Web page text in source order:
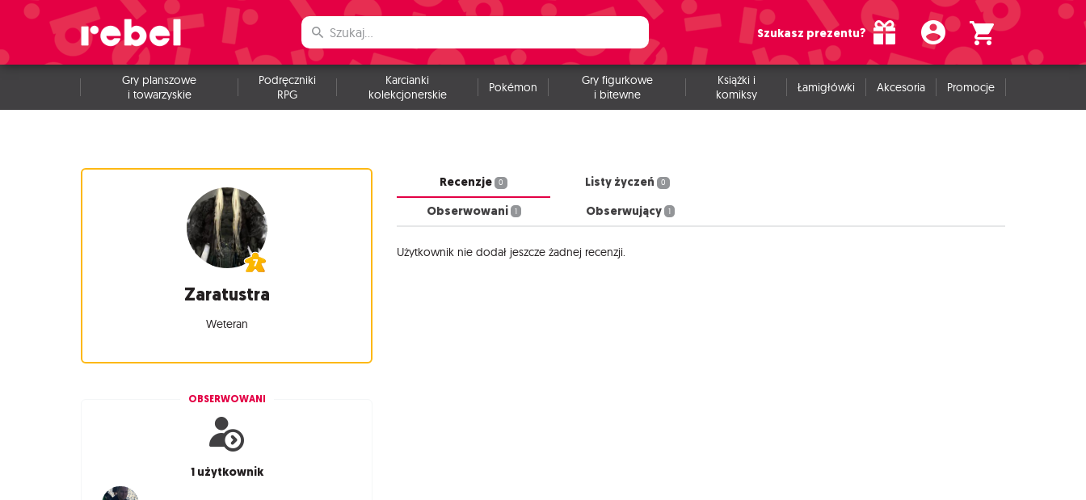
Szukasz prezentu?
Gry planszowe
i towarzyskie
Podręczniki
RPG
Karcianki
kolekcjonerskie
Pokémon
Gry figurkowe
i bitewne
Książki i
komiksy
Łamigłówki Akcesoria Promocje
Zaratustra
Weteran
OBSERWOWANI
1 użytkownik
Recenzje 0 Listy życzeń 0
Obserwowani 1 Obserwujący 1
Użytkownik nie dodał jeszcze żadnej recenzji.